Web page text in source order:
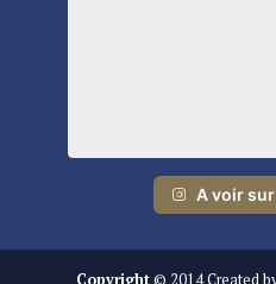
A voir
Copyright© 2014 Created